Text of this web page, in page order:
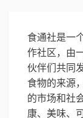
食通社是一
作社区，由
伙伴们共同
食物的来源
的市场和社
康、美味、